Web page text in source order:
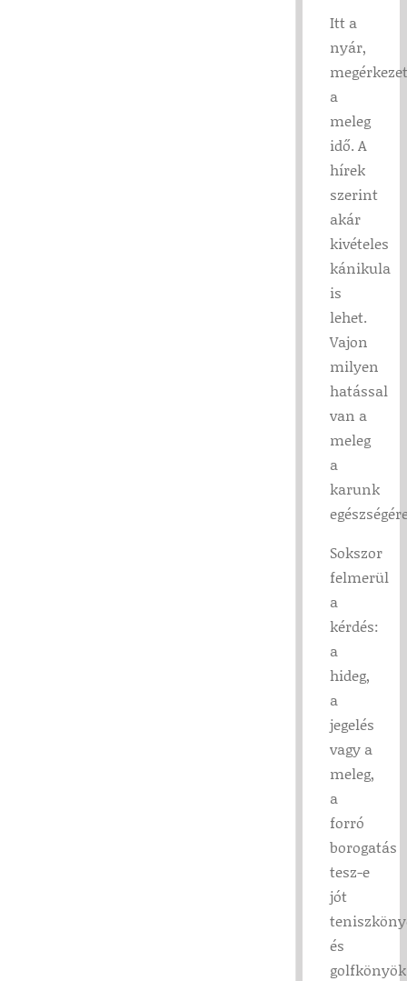
Itt a
nyár,
a
meleg
idő. A
hírek
szerint
akár
kivételes
kánikula
is
lehet.
Vajon
milyen
hatással
van a
meleg
a
karunk
Sokszor
felmerül
a
kérdés:
a
hideg,
a
jegelés
vagy a
meleg,
a
forró
borogatás
tesz-e
jót
és
golfkönyök